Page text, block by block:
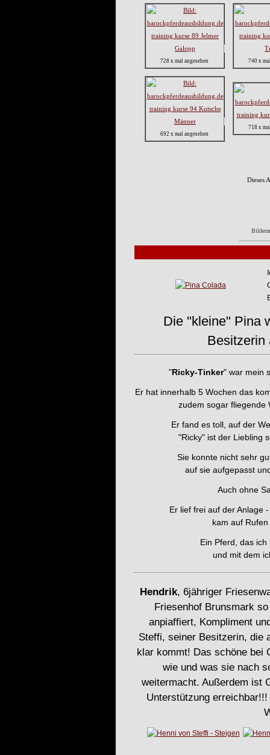
728 x mal angesehen 740 x
692 x mal angesehen
718 x
Dieses
Die "kleine" Pina
Besitzerin
"Ricky-Tinker" war mein
Er hat innerhalb 5 Wochen das
zudem sogar fliegende
Er fand es toll, auf der
"Ricky" ist der Liebling
Sie konnte nicht sehr
auf sie aufgepasst
Auch ohne
Er lief frei auf der Anlage
kam auf
Ein Pferd, das
und mit dem
Hendrik, 6jähriger
Friesenhof Brunsmark
anpiaffiert, Kompliment
Steffi, seiner Besitzerin, die
klar kommt! Das schöne bei
wie und was sie nach
weitermacht. Außerdem ist
Unterstützung